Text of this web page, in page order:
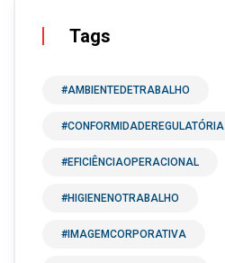
Tags
#AMBIENTEDETRABALHO
#CONFORMIDADEREGULATÓRIA
#EFICIÊNCIAOPERACIONAL
#HIGIENENOTRABALHO
#IMAGEMCORPORATIVA